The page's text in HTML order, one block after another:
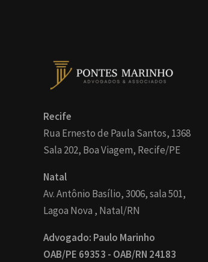
Recife
Rua Ernesto de Paula Santos, 1368
Sala 202, Boa Viagem, Recife/PE
Natal
Av. Antônio Basílio, 3006, sala 501,
Lagoa Nova , Natal/RN
Advogado: Paulo Marinho
OAB/PE 69353 - OAB/RN 24183